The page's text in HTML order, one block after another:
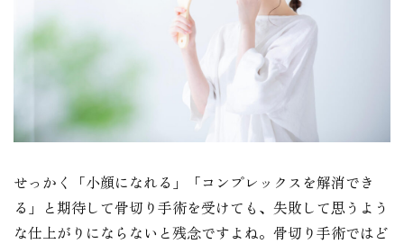
せっかく「小顔になれる」「コンプレックスを解消でき
る」と期待して骨切り手術を受けても、失敗して思うよう
な仕上がりにならないと残念ですよね。骨切り手術ではど